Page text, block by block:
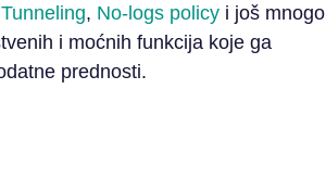
, No-logs policy i još mnogo
i moćnih funkcija koje ga
prednosti.